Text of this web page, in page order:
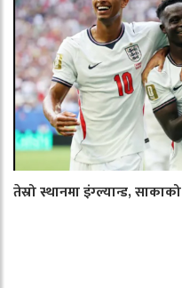
तेस्रो स्थानमा इंग्ल्यान्ड,